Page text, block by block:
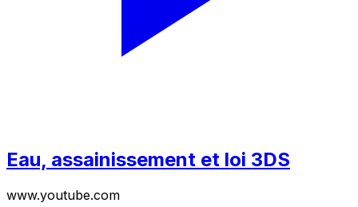
Eau, assainissement et loi 3DS
www.youtube.com